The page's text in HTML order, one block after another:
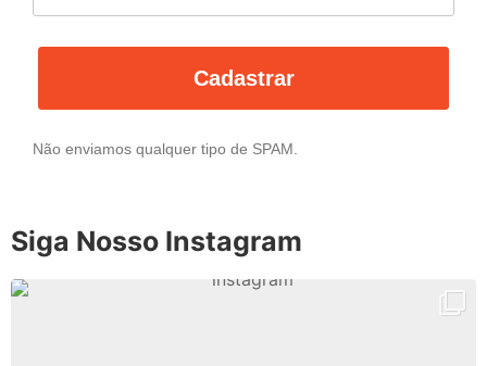
Cadastrar
Não enviamos qualquer tipo de SPAM.
Siga Nosso Instagram